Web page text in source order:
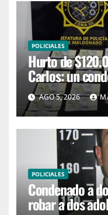
POLICIALES
Hurto de
Carlos: un
con prisión
AGO 5, 2026
POLICIALES
Condenado a
robar a dos